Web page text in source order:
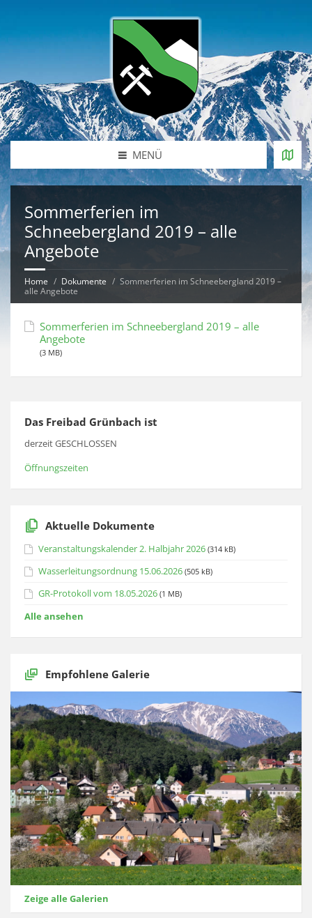
MENÜ
Sommerferien im
Schneebergland 2019 – alle
Angebote
Home Dokumente
Sommerferien im Schneebergland 2019 –
alle Angebote
Sommerferien im Schneebergland 2019 – alle
Angebote
(3 MB)
Das Freibad Grünbach ist
derzeit GESCHLOSSEN
Öffnungszeiten
Aktuelle Dokumente
Veranstaltungskalender 2. Halbjahr 2026 (314 kB)
Wasserleitungsordnung 15.06.2026 (505 kB)
GR-Protokoll vom 18.05.2026 (1 MB)
Alle ansehen
Empfohlene Galerie
Zeige alle Galerien